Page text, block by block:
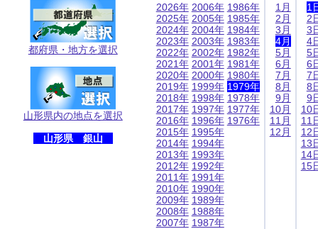
都府県・地方を選択
山形県内の地点を選択
山形県 銀山
2026年
2025年
2024年
2023年
2022年
2021年
2020年
2019年
2018年
2017年
2016年
2015年
2014年
2013年
2012年
2011年
2010年
2009年
2008年
2007年
2006年
2005年
2004年
2003年
2002年
2001年
2000年
1999年
1998年
1997年
1996年
1995年
1994年
1993年
1992年
1991年
1990年
1989年
1988年
1987年
1986年
1985年
1984年
1983年
1982年
1981年
1980年
1979年
1978年
1977年
1976年
1月
2月
3月
4月
5月
6月
7月
8月
9月
10月
11月
12月
1
2
3
4
5
6
7
8
9
10
11
12
13
14
15